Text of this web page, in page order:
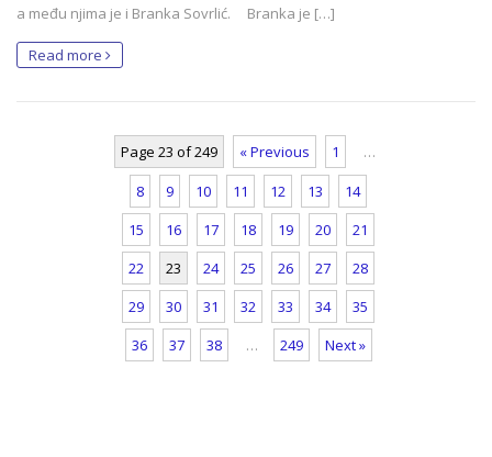
a među njima je i Branka Sovrlić. Branka je […]
Read more
Page 23 of 249 « Previous 1 …
8 9 10 11 12 13
14
15
16 17 18 19 20
21
22
23 24 25 26 27
28
29
30 31 32 33 34
35
36
37 38 … 249 Next »